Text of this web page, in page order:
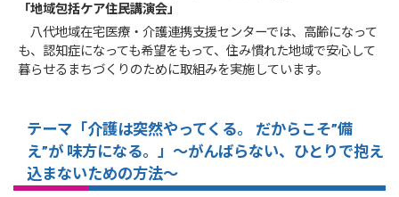
「地域包括ケア住民講演会」
八代地域在宅医療・介護連携支援センターでは、高齢になって
も、認知症になっても希望をもって、住み慣れた地域で安心して
暮らせるまちづくりのために取組みを実施しています。
テーマ「介護は突然やってくる。 だからこそ”備
え”が 味方になる。」～がんばらない、ひとりで抱え
込まないための方法～